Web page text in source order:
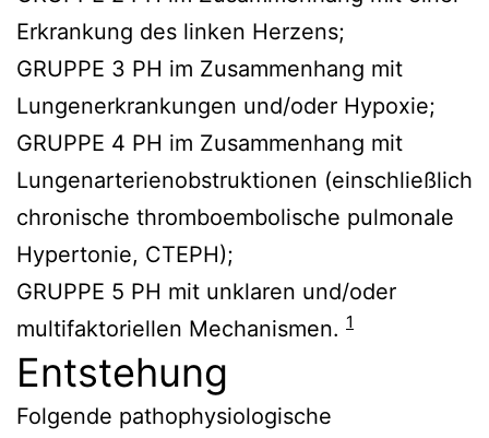
Erkrankung des linken Herzens;
GRUPPE 3 PH im Zusammenhang mit
Lungenerkrankungen und/oder Hypoxie;
GRUPPE 4 PH im Zusammenhang mit
Lungenarterienobstruktionen (einschließlich
chronische thromboembolische pulmonale
Hypertonie, CTEPH);
GRUPPE 5 PH mit unklaren und/oder
multifaktoriellen Mechanismen. 1
Entstehung
Folgende pathophysiologische